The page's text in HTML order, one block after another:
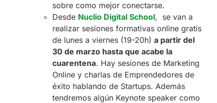
sobre como mejor conectarse.
Desde Nuclio Digital School, se van a
realizar sesiones formativas online gratis
de lunes a viernes (19-20h) a partir del
30 de marzo hasta que acabe la
cuarentena. Hay sesiones de Marketing
Online y charlas de Emprendedores de
éxito hablando de Startups. Además
tendremos algún Keynote speaker como